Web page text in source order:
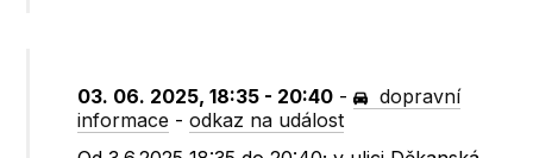
03. 06. 2025, 18:35 - 20:40 -
dopravní
informace -odkaz na událost